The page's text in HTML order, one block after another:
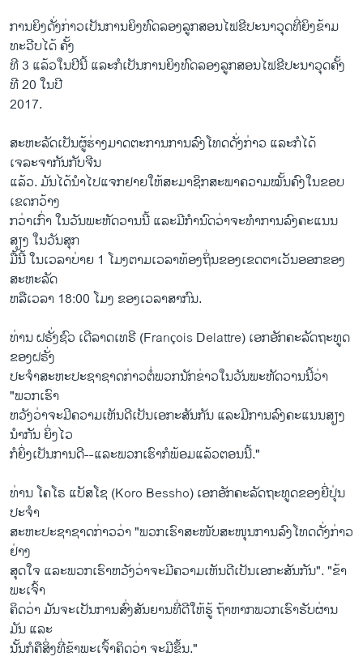
ການ​ຍິງ​ດັ່ງກ່າວ​ເປັນ​ການຍິງ​ທົດ​ລອງລູ​ກສອນ​ໄຟ​ຂີ​ປະ​ນາ​ວຸດ​ທີ່​ຍິງ​ຂ້າມ​
ທະວີບ​ໄດ້ ຄັ້ງ
ທີ 3 ​ແລ້ວ​ໃນ​ປີນີ້ ​ແລະ​ກໍ​ເປັນ​ການຍິງ​ທົດ​ລອງລູ​ກສອນ​ໄຟ​ຂີ​ປະ​ນາ​ວຸດຄັ້ງ
ທີ 20 ​ໃນ​ປີ
2017.
ສະຫະລັດເປັນ​ຜູ້​ຮ່າງ​ມາດ​ຕະການການ​ລົງ​ໂທດດັ່ງກ່າວ ​ແລະ​ກໍ​ໄດ້​
ເຈລະຈາ​ກັນ​ກັບ​ຈີນ​
ແລ້ວ. ​ມັນ​ໄດ້​ນໍາໄປ​ແຈກ​ຢາຍ​ໃຫ້​ສະມາຊິກ​ສະພາ​ຄວາມໝັ້ນຄົງໃນ​ຂອບ​
ເຂດ​ກວ້າງ
​ກວ່າ​ເກົ່າ ​ໃນ​ວັນ​ພະຫັດ​ວານ​ນີ້ ​ແລ​ະມີ​ກໍານົດ​ວ່າ​ຈະ​ທໍາ​ການ​ລົງ​ຄະ​ແນນ​
ສຽງ ​ໃນ​ວັນ​ສຸກ
​ມື້ນີ້ ​ໃນ​ເວລາບ່າຍ 1 ​ໂມງຕາມ​ເວລາ​ທ້ອງ​ຖິ່ນ​ຂອງ​ເຂດ​ຕາ​ເວັນ​ອອກ​ຂອງ​
ສະຫະລັດ
ຫລື​ເວລາ 18:00 ໂມງ ຂອງ​ເວລາ​ສາກົນ.
ທ່ານ ຝຣັ່ງຊົວ ເດີລາດເທຣີ (François Delattre) ​ເອກ​ອັກຄະ​ລັດຖະທູດ​
ຂອງຝຣັ່ງ
ປະ​ຈໍາ​ສະຫະ​ປະຊາ​ຊາດກ່າວ​ຕໍ່ພວກ​ນັກ​ຂ່າວໃນ​ວັນ​ພະຫັດ​ວານ​ນີ້ວ່າ
"ພວກ​ເຮົາ​
ຫວັງ​ວ່າ​ຈະ​ມີ​ຄວາມ​ເຫັນ​ດີເປັນ​ເອກະສັນ​ກັນ ​ແລະ​ມີ​ການ​ລົງ​ຄະ​ແນນ​ສຽງ
ນໍາ​ກັນ ຍິ່ງ​ໄວ
ກໍ​ຍິ່ງ​ເປັນ​ການ​ດີ--​ແລະ​ພວກເຮົາ​ກໍ​ພ້ອມ​ແລ້ວຕອນ​ນີ້."
ທ່ານ ໂຄໂຣ ແບັສໂຊ (Koro Bessho) ເອກ​ອັກຄະ​ລັດຖະທູດ​ຂອງຍີ່ປຸ່ນ
ປະ​ຈໍາ​
ສະຫະ​ປະຊາ​ຊາດ​ກ່າວວ່າ "ພວກ​ເຮົາ​ສະໜັບສະໜຸນການ​ລົງ​ໂທດ​ດັ່ງກ່າວ​
ຢ່າງ
​ສຸດ​ໃຈ ​ແລະ​ພວກ​ເຮົາ​ຫວັງ​ວ່າຈະ​ມີ​ຄວາມ​ເຫັນ​ດີ​ເປັນ​ເອກະສັນ​ກັນ". "ຂ້າ
ພະ​ເຈົ້າ
ຄິດ​ວ່າ ມັນ​ຈະ​ເປັນ​ການ​ສົ່ງ​ສັນຍານທີ່​ດີໃຫ້​ຮູ້ ຖ້າ​ຫາກ​ພວກ​ເຮົາ​ຮັບ​ຜ່ານ​
ມັນ ​ແລະ​
ນັ້ນກໍ​ຄື​ສິ່ງ​ທີ່​ຂ້າພະ​ເຈົ້າຄິດ​ວ່າ ຈະ​ມີ​ຂຶ້ນ."